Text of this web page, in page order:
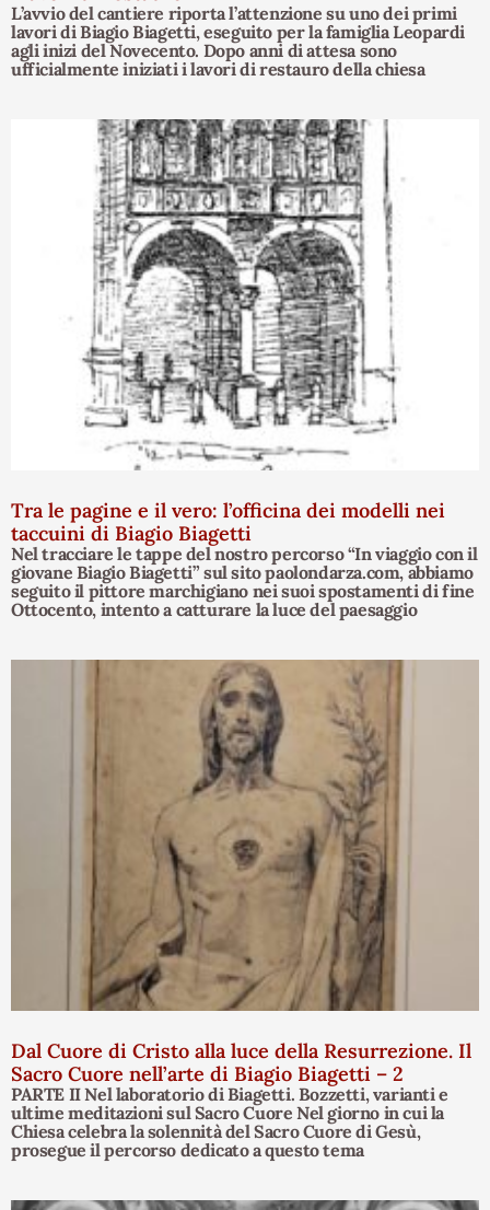
L’avvio del cantiere riporta l’attenzione su uno dei primi
lavori di Biagio Biagetti, eseguito per la famiglia Leopardi
agli inizi del Novecento. Dopo anni di attesa sono
ufficialmente iniziati i lavori di restauro della chiesa
Tra le pagine e il vero: l’officina dei modelli nei
taccuini di Biagio Biagetti
Nel tracciare le tappe del nostro percorso “In viaggio con il
giovane Biagio Biagetti” sul sito paolondarza.com, abbiamo
seguito il pittore marchigiano nei suoi spostamenti di fine
Ottocento, intento a catturare la luce del paesaggio
Dal Cuore di Cristo alla luce della Resurrezione. Il
Sacro Cuore nell’arte di Biagio Biagetti – 2
PARTE II Nel laboratorio di Biagetti. Bozzetti, varianti e
ultime meditazioni sul Sacro Cuore Nel giorno in cui la
Chiesa celebra la solennità del Sacro Cuore di Gesù,
prosegue il percorso dedicato a questo tema